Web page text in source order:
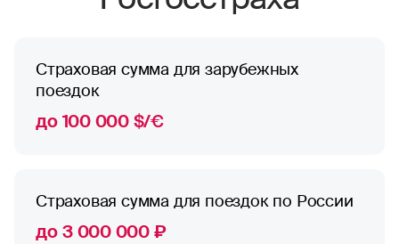
Страховая сумма для зарубежных
поездок
до 100 000 $/€
Страховая сумма для поездок по России
до 3 000 000 ₽